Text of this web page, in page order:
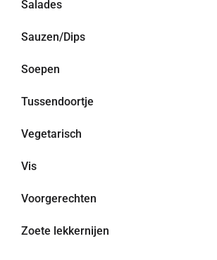
Salades
Sauzen/Dips
Soepen
Tussendoortje
Vegetarisch
Vis
Voorgerechten
Zoete lekkernijen